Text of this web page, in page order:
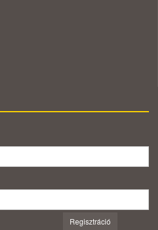
Regisztráció